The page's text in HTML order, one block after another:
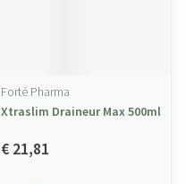
Forté Pharma
Xtraslim Draineur Max 500ml
€ 21,81